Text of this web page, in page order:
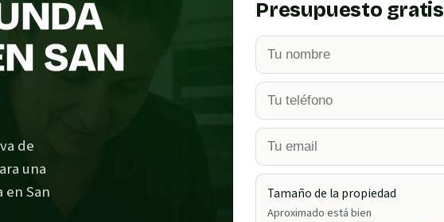
SAN
de
una
San
Presupuesto gratis
Tamaño de la propiedad
Aproximado está bien